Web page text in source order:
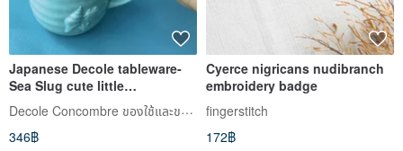
Japanese Decole tableware-
Sea Slug cute little
nudibranch series
Decole Concombre ของใช้และของตกแต่งบ้าน
346฿
Cyerce nigricans nudibranch
embroidery badge
fingerstitch
172฿